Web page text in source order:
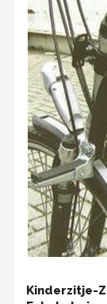
Kinderzitje-